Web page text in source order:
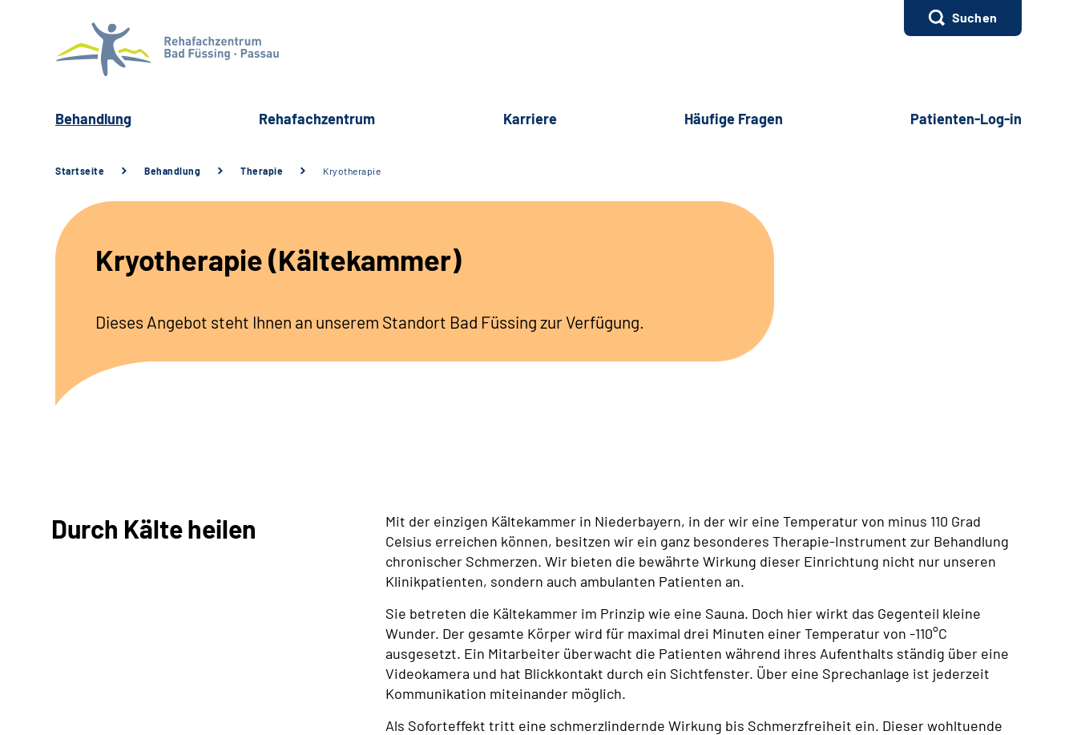
Suchen
Behandlung Rehafachzentrum Karriere Häufige Fragen Patienten-Log-in
Startseite Behandlung Therapie Kryotherapie
Kryotherapie (Kältekammer)
Dieses Angebot steht Ihnen an unserem Standort Bad Füssing zur Verfügung.
Durch Kälte heilen
Mit der einzigen Kältekammer in Niederbayern, in der wir eine Temperatur von minus 110 Grad
Celsius erreichen können, besitzen wir ein ganz besonderes Therapie-Instrument zur Behandlung
chronischer Schmerzen. Wir bieten die bewährte Wirkung dieser Einrichtung nicht nur unseren
Klinikpatienten, sondern auch ambulanten Patienten an.
Sie betreten die Kältekammer im Prinzip wie eine Sauna. Doch hier wirkt das Gegenteil kleine
Wunder. Der gesamte Körper wird für maximal drei Minuten einer Temperatur von -110°C
ausgesetzt. Ein Mitarbeiter überwacht die Patienten während ihres Aufenthalts ständig über eine
Videokamera und hat Blickkontakt durch ein Sichtfenster. Über eine Sprechanlage ist jederzeit
Kommunikation miteinander möglich.
Als Soforteffekt tritt eine schmerzlindernde Wirkung bis Schmerzfreiheit ein. Dieser wohltuende